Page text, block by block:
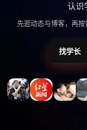
认识
先逛动态与博客，再
找学长